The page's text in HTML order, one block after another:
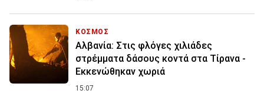
ΚΟΣΜΟΣ
Αλβανία: Στις φλόγες χιλιάδες
στρέμματα δάσους κοντά στα Τίρανα -
Εκκενώθηκαν χωριά
15:07